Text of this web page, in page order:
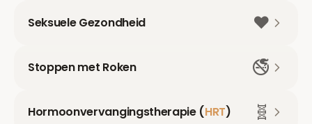
Seksuele Gezondheid ❤️
Stoppen met Roken 🚭
Hormoonvervangingstherapie (HRT) 🧬